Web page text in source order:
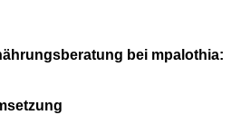
bei mpalothia: